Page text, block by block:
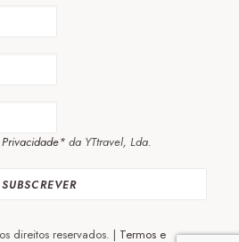
da YTtravel, Lda.
direitos reservados. | Termos e